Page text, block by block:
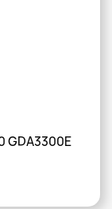
GDA3300E